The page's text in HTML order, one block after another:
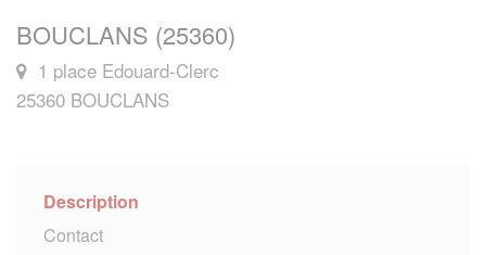
BOUCLANS (25360)
1 place Edouard-Clerc
25360 BOUCLANS
Description
Contact